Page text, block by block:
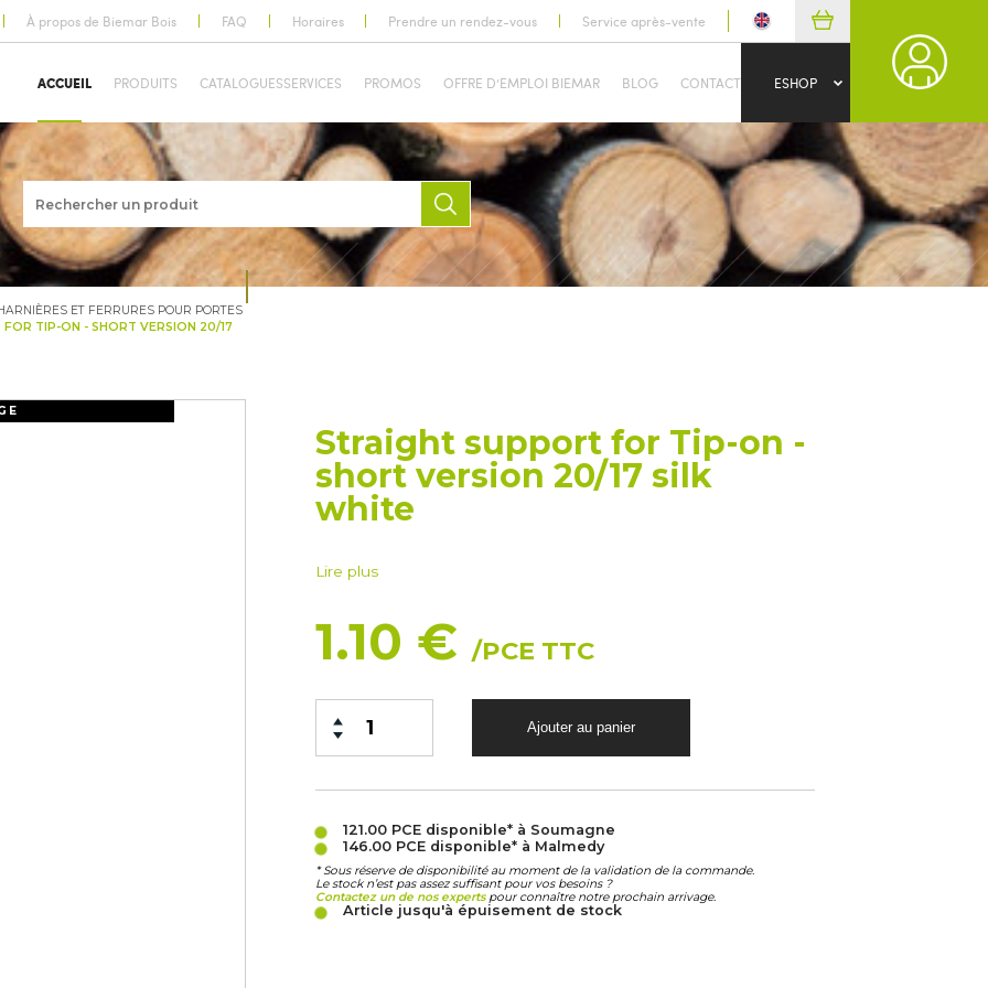
À propos de Biemar Bois FAQ Horaires Prendre un rendez-vous Service après-vente
ACCUEIL PRODUITS CATALOGUESSERVICES PROMOS OFFRE D’EMPLOI BIEMAR BLOG CONTACT ESHOP
ET FERRURES POUR PORTES
TIP-ON - SHORT VERSION 20/17
Straight support for Tip-on -
short version 20/17 silk
white
Lire plus
1.10 € /PCE TTC
121.00 PCE disponible* à Soumagne
146.00 PCE disponible* à Malmedy
* Sous réserve de disponibilité au moment de la validation de la commande.
Le stock n’est pas assez suffisant pour vos besoins ?
Contactez un de nos expertspour connaître notre prochain arrivage.
Article jusqu'à épuisement de stock